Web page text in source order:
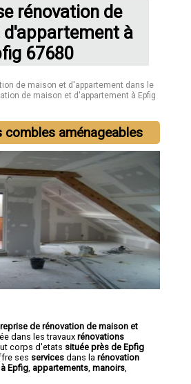
rénovation de
d'appartement à
67680
de maison et d'appartement dans le
de maison et d'appartement à Epfig
combles aménageables
de rénovation de maison et
dans les travaux rénovations
corps d'etats située près de Epfig
ses services dans la rénovation
Epfig appartements manoirs